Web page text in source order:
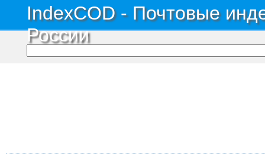
IndexCOD - Почтовые
России